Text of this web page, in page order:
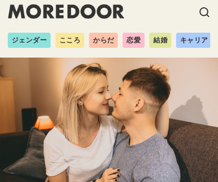
ジェンダー こころ からだ 恋愛 結婚 キャリア